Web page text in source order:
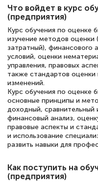
Выражаю
повышения
русскому языку
полезных
подготовиться к
книги,
статьи. Времени
достаточно.
аттестацию в
Евгения
Знаток города 2
Что войдет в курс
(предприятия)
Курс обучения по оценке
изучение методов оценки
затратный), финансового
условий, оценки
управления, правовых
также стандартов оценки
изменений.
Курс обучения по оценке
основные принципы и
доходный,
финансовый анализ,
правовые аспекты и
и использование
развить навыки для
Как поступить на
(предприятия)